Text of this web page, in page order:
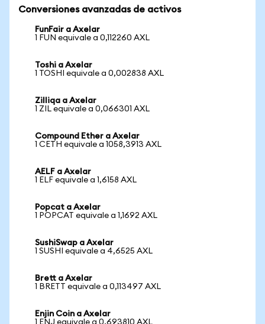
Conversiones avanzadas de activos
FunFair a Axelar
1 FUN equivale a 0,112260 AXL
Toshi a Axelar
1 TOSHI equivale a 0,002838 AXL
Zilliqa a Axelar
1 ZIL equivale a 0,066301 AXL
Compound Ether a Axelar
1 CETH equivale a 1058,3913 AXL
AELF a Axelar
1 ELF equivale a 1,6158 AXL
Popcat a Axelar
1 POPCAT equivale a 1,1692 AXL
SushiSwap a Axelar
1 SUSHI equivale a 4,6525 AXL
Brett a Axelar
1 BRETT equivale a 0,113497 AXL
Enjin Coin a Axelar
1 ENJ equivale a 0,693810 AXL